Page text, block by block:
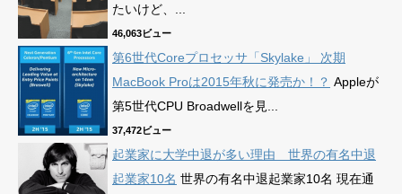
たいけど、...
46,063ビュー
第6世代Coreプロセッサ「Skylake」 次期
MacBook Proは2015年秋に発売か！？ Appleが
第5世代CPU Broadwellを見...
37,472ビュー
起業家に大学中退が多い理由 世界の有名中退
起業家10名 世界の有名中退起業家10名 現在通